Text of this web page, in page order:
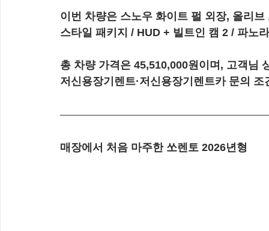
이번 차량은 스노우 화이트 펄 외장, 올리
스타일 패키지 / HUD + 빌트인 캠 2 / 파노
총 차량 가격은 45,510,000원이며, 고객님
저신용장기렌트·저신용장기렌트카 문의
매장에서 처음 마주한 쏘렌토 2026년형